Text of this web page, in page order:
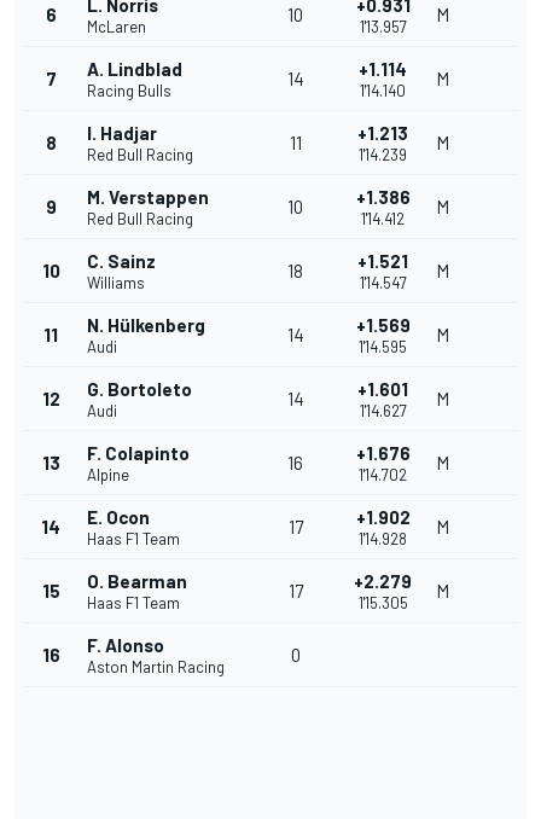
6 L. Norris
McLaren
10 +0.931
1'13.957
M
7 A. Lindblad
Racing Bulls
14 +1.114
1'14.140
M
8 I. Hadjar
Red Bull Racing
11 +1.213
1'14.239
M
9 M. Verstappen
Red Bull Racing
10 +1.386
1'14.412
M
10 C. Sainz
Williams
18 +1.521
1'14.547
M
11 N. Hülkenberg
Audi
14 +1.569
1'14.595
M
12 G. Bortoleto
Audi
14 +1.601
1'14.627
M
13 F. Colapinto
Alpine
16 +1.676
1'14.702
M
14 E. Ocon
Haas F1 Team
17 +1.902
1'14.928
M
15 O. Bearman
Haas F1 Team
17 +2.279
1'15.305
M
16 F. Alonso
Aston Martin Racing
0